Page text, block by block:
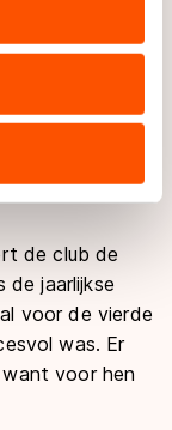
over
voor social
hen heeft
hun services.
aan
geen
de GDPR.
cookiebeleid
Het
de huidige
is. De club is
of
de club de
jaarlijkse
voor de vierde
was. Er
voor hen